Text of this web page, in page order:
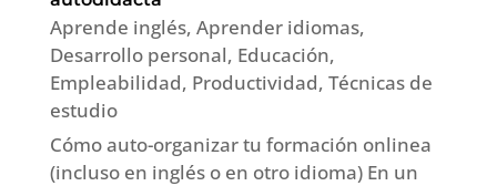
Aprende inglés, Aprender idiomas,
Desarrollo personal, Educación,
Empleabilidad, Productividad, Técnicas de
estudio
Cómo auto-organizar tu formación onlinea
(incluso en inglés o en otro idioma) En un